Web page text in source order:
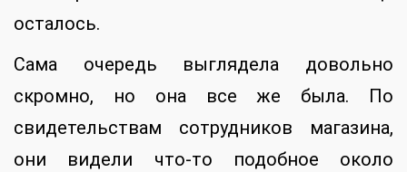
осталось.
Сама очередь выглядела довольно
скромно, но она все же была. По
свидетельствам сотрудников магазина,
они видели что-то подобное около